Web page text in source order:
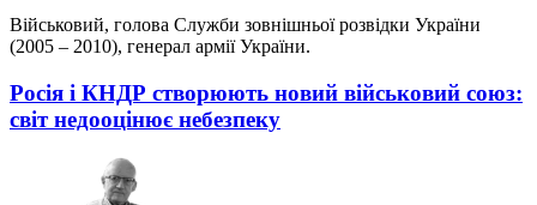
Військовий, голова Служби зовнішньої розвідки України
(2005 – 2010), генерал армії України.
Росія і КНДР створюють новий військовий союз:
світ недооцінює небезпеку